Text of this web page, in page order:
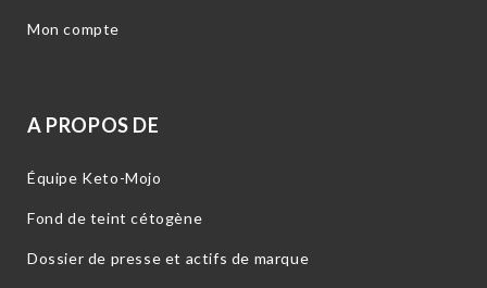
Mon compte
A PROPOS DE
Équipe Keto-Mojo
Fond de teint cétogène
Dossier de presse et actifs de marque